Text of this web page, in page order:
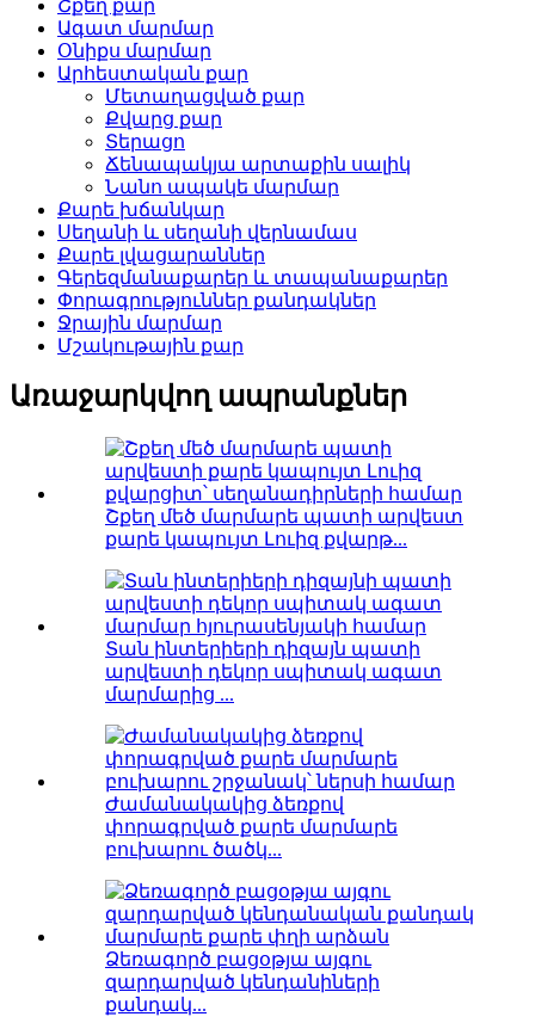
Շքեղ քար
Ագատ մարմար
Օնիքս մարմար
Արհեստական ​​քար
Մետաղացված քար
Քվարց քար
Տերացո
Ճենապակյա արտաքին սալիկ
Նանո ապակե մարմար
Քարե խճանկար
Սեղանի և սեղանի վերնամաս
Քարե լվացարաններ
Գերեզմանաքարեր և տապանաքարեր
Փորագրություններ քանդակներ
Ջրային մարմար
Մշակութային քար
Առաջարկվող ապրանքներ
Շքեղ մեծ մարմարե պատի արվեստ
քարե կապույտ Լուիզ քվարթ...
Տան ինտերիերի դիզայն պատի
արվեստի դեկոր սպիտակ ագատ
մարմարից ...
Ժամանակակից ձեռքով
փորագրված քարե մարմարե
բուխարու ծածկ...
Ձեռագործ բացօթյա այգու
զարդարված կենդանիների
քանդակ...